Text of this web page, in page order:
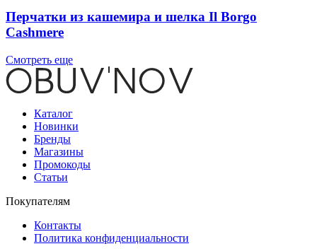
Перчатки из кашемира и шелка Il Borgo
Cashmere
Смотреть еще
Каталог
Новинки
Бренды
Магазины
Промокоды
Статьи
Покупателям
Контакты
Политика конфиденциальности